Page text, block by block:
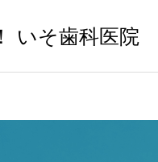
いそ歯科医院